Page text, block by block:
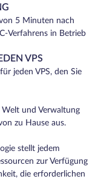
5 Minuten nach
Verfahrens in Betrieb
VPS
jeden VPS, den Sie
und Verwaltung
zu Hause aus.
stellt jedem
zur Verfügung
die erforderlichen